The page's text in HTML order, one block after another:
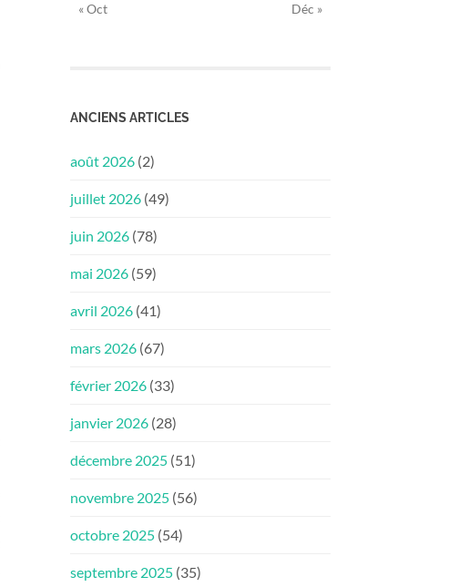
« Oct Déc »
ANCIENS ARTICLES
août 2026 (2)
juillet 2026 (49)
juin 2026 (78)
mai 2026 (59)
avril 2026 (41)
mars 2026 (67)
février 2026 (33)
janvier 2026 (28)
décembre 2025 (51)
novembre 2025 (56)
octobre 2025 (54)
septembre 2025 (35)